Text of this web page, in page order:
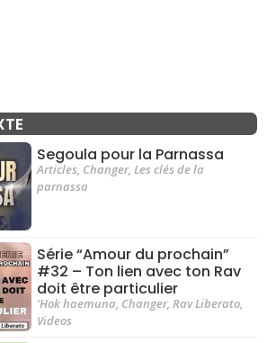
Segoula pour la Parnassa
Articles, Changer,Les clés de la
parnassa
Série “Amour du prochain”
#32 – Ton lien avec ton Rav
doit être particulier
'Hok haemuna, Changer,Rav Liberato,
Videos